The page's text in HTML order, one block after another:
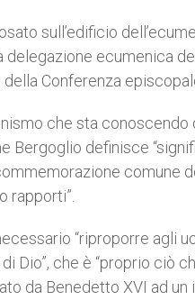
sull’edificio
ecumenica
Conferenza
che sta
Bergoglio definisce
comune
rapporti”.
“riproporre agli
Dio”, che è “proprio ciò
da Benedetto XVI ad